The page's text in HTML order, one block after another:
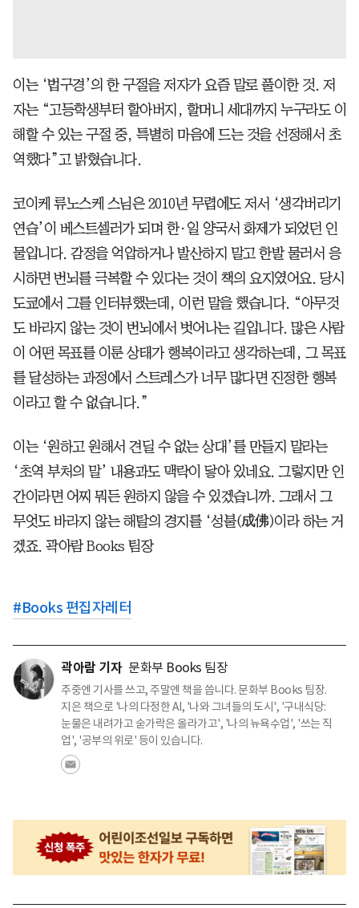
이는 ‘법구경’의 한 구절을 저자가 요즘 말로 풀이한 것. 저
자는 “고등학생부터 할아버지, 할머니 세대까지 누구라도 이
해할 수 있는 구절 중, 특별히 마음에 드는 것을 선정해서 초
역했다”고 밝혔습니다.
코이케 류노스케 스님은 2010년 무렵에도 저서 ‘생각버리기
연습’이 베스트셀러가 되며 한·일 양국서 화제가 되었던 인
물입니다. 감정을 억압하거나 발산하지 말고 한발 물러서 응
시하면 번뇌를 극복할 수 있다는 것이 책의 요지였어요. 당시
도쿄에서 그를 인터뷰했는데, 이런 말을 했습니다. “아무것
도 바라지 않는 것이 번뇌에서 벗어나는 길입니다. 많은 사람
이 어떤 목표를 이룬 상태가 행복이라고 생각하는데, 그 목표
를 달성하는 과정에서 스트레스가 너무 많다면 진정한 행복
이라고 할 수 없습니다.”
이는 ‘원하고 원해서 견딜 수 없는 상대’를 만들지 말라는
‘초역 부처의 말’ 내용과도 맥락이 닿아 있네요. 그렇지만 인
간이라면 어찌 뭐든 원하지 않을 수 있겠습니까. 그래서 그
무엇도 바라지 않는 해탈의 경지를 ‘성불(成佛)이라 하는 거
겠죠. 곽아람 Books 팀장
#Books 편집자레터
곽아람 기자 문화부 Books 팀장
주중엔 기사를 쓰고, 주말엔 책을 씁니다. 문화부 Books 팀장.
지은 책으로 '나의 다정한 AI, '나와 그녀들의 도시', '구내식당:
눈물은 내려가고 숟가락은 올라가고', '나의 뉴욕수업', '쓰는 직
업', '공부의 위로' 등이 있습니다.